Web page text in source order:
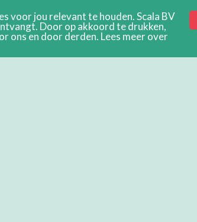
voor jou relevant te houden. Scala BV
Door op akkoord te drukken,
ons en door derden. Lees meer over